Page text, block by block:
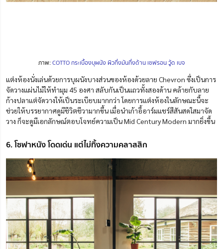
ภาพ:COTTO กระเบื้องบุผนัง ผิวกึ่งมันกึ่งด้าน เชฟรอน วู้ด เบจ
แต่งห้องนั่งเล่นด้วยการบุผนังบางส่วนของห้องด้วยลาย Chevron ซึ่งเป็นการ
จัดวางแผ่นไม้ให้ทำมุม 45 องศา สลับกันเป็นแถวทั้งสองด้าน คล้ายกับลาย
ก้างปลาแต่จัดวางให้เป็นระเบียบมากกว่า โดยการแต่งห้องในลักษณะนี้จะ
ช่วยให้บรรยากาศดูมีชีวิตชีวามากขึ้น เมื่อนำเก้าอี้อาร์มแชร์สีสันสดใสมาจัด
วาง ก็จะดูมีเอกลักษณ์ตอบโจทย์ความเป็น Mid Century Modern มากยิ่งขึ้น
6. โซฟาหนัง โดดเด่น แต่ไม่ทิ้งความคลาสสิก